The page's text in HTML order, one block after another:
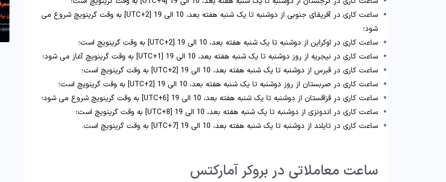
ساعت کاری در آفریقای جنوبی از دوشنبه تا یک شنبه هفته بعد، 10 الی 19 [UTC+2] به وقت گرینویچ شروع می
شود؛
ساعت کاری در اوکراین از دوشنبه تا یک شنبه هفته بعد، 10 الی 19 [UTC+2] به وقت گرینویچ است؛
ساعت کاری در نیجریه از روز دوشنبه تا یک شنبه هفته بعد، 10 الی 19 [UTC+1] به وقت گرینویچ آغاز می شود؛
ساعت کاری در قبرس از دوشنبه تا یک شنبه هفته بعد، 10 الی 19 [UTC+2] به وقت گرینویچ است؛
ساعت کاری در صربستان از روز دوشنبه تا یک شنبه هفته بعد، 10 الی 19 [UTC+2] به وقت گرینویچ است؛
ساعت کاری در قزاقستان از دوشنبه تا یک شنبه هفته بعد، 10 الی 19 [UTC+6] به وقت گرینویچ شروع می شود؛
ساعت کاری در اندونزی از دوشنبه تا یک شنبه هفته بعد، 10 الی 19 [UTC+8] به وقت گرینویچ است؛
ساعت کاری در تایلند از دوشنبه تا یک شنبه هفته بعد، 10 الی 19 [UTC+7] به وقت گرینویچ است.
ساعت معاملاتی در بروکر آمارکتس